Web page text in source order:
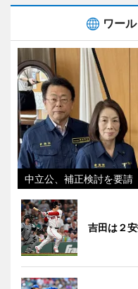
ワー
中立公、補正検討を要請
吉田は２